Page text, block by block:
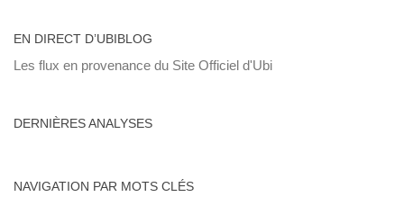
EN DIRECT D’UBIBLOG
Les flux en provenance du Site Officiel d'Ubi
DERNIÈRES ANALYSES
NAVIGATION PAR MOTS CLÉS